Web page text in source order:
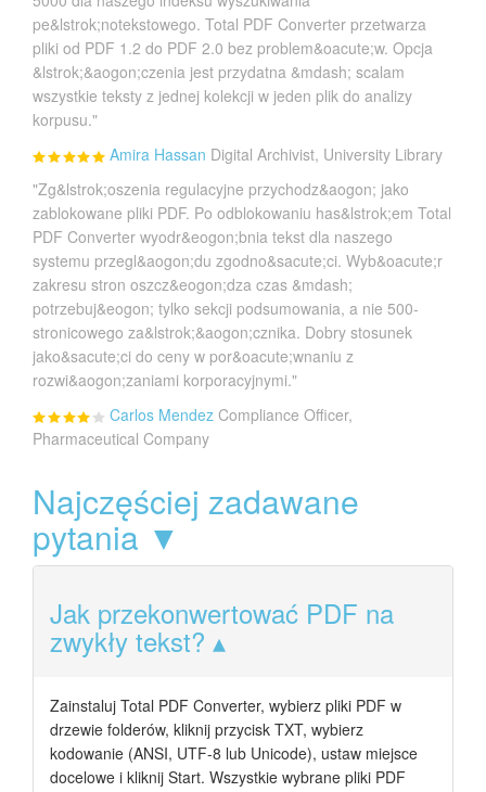
pe&lstrok;notekstowego. Total PDF Converter przetwarza
pliki od PDF 1.2 do PDF 2.0 bez problem&oacute;w. Opcja
&lstrok;&aogon;czenia jest przydatna &mdash; scalam
wszystkie teksty z jednej kolekcji w jeden plik do analizy
korpusu."
Amira Hassan Digital Archivist, University Library
"Zg&lstrok;oszenia regulacyjne przychodz&aogon; jako
zablokowane pliki PDF. Po odblokowaniu has&lstrok;em Total
PDF Converter wyodr&eogon;bnia tekst dla naszego
systemu przegl&aogon;du zgodno&sacute;ci. Wyb&oacute;r
zakresu stron oszcz&eogon;dza czas &mdash;
potrzebuj&eogon; tylko sekcji podsumowania, a nie 500-
stronicowego za&lstrok;&aogon;cznika. Dobry stosunek
jako&sacute;ci do ceny w por&oacute;wnaniu z
rozwi&aogon;zaniami korporacyjnymi."
Carlos Mendez Compliance Officer,
Pharmaceutical Company
Najczęściej zadawane
pytania ▼
Jak przekonwertować PDF na
zwykły tekst?
Zainstaluj Total PDF Converter, wybierz pliki PDF w
drzewie folderów, kliknij przycisk TXT, wybierz
kodowanie (ANSI, UTF-8 lub Unicode), ustaw miejsce
docelowe i kliknij Start. Wszystkie wybrane pliki PDF